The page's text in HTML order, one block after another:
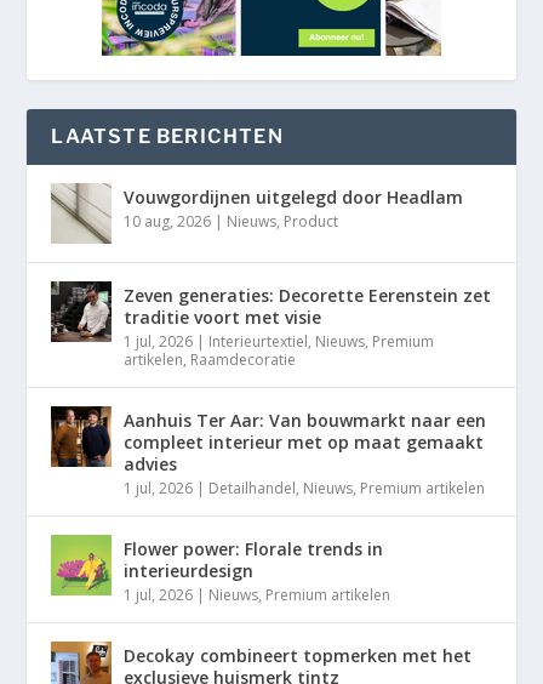
LAATSTE BERICHTEN
Vouwgordijnen uitgelegd door Headlam
10 aug, 2026 | Nieuws, Product
Zeven generaties: Decorette Eerenstein zet
traditie voort met visie
1 jul, 2026 | Interieurtextiel, Nieuws, Premium
artikelen, Raamdecoratie
Aanhuis Ter Aar: Van bouwmarkt naar een
compleet interieur met op maat gemaakt
advies
1 jul, 2026 | Detailhandel, Nieuws, Premium artikelen
Flower power: Florale trends in
interieurdesign
1 jul, 2026 | Nieuws, Premium artikelen
Decokay combineert topmerken met het
exclusieve huismerk tintz